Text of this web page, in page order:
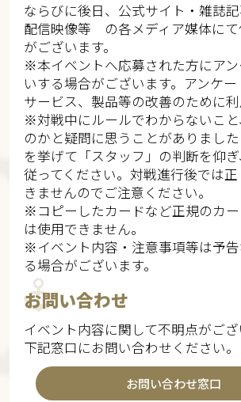
ならびに後日、公式サイト・雑誌記
配信映像等 の各メディア媒体にて
がございます。​​
※本イベントへ応募された方にア
いする場合がございます。アンケ
サービス、製品等の改善のために利
※対戦中にルールでわからないこと
のかと疑問に思うことがありまし
を挙げて「スタッフ」の判断を仰
従ってください。対戦進行後では
きませんのでご注意ください。​​​
※コピーしたカードなど正規のカ
は使用できません。​​​
※イベント内容・注意事項等は予
る場合がございます。​​
お問い合わせ
イベント内容に関して不明点がござ
下記窓口にお問い合わせください。
お問い合わせ窓口